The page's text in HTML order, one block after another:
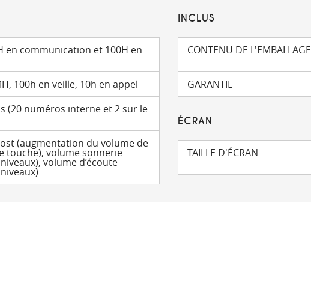
en communication et 100H en
100h en veille, 10h en appel
(20 numéros interne et 2 sur le
(augmentation du volume de
touche), volume sonnerie
volume d’écoute
INCLUS
CONTENU DE L'EMBALLAGE
GARANTIE
ÉCRAN
TAILLE D'ÉCRAN